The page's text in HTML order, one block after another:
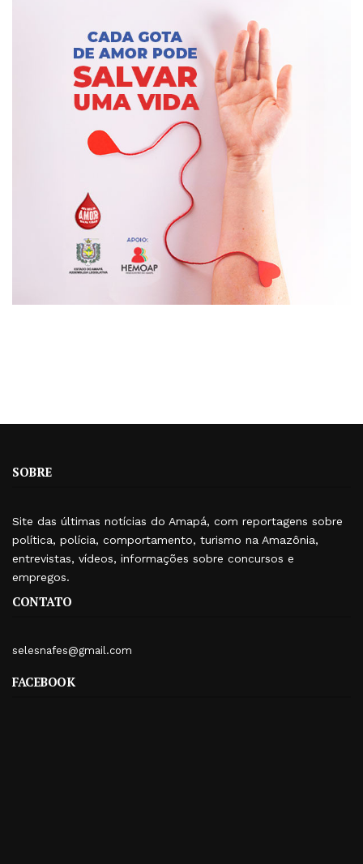
SOBRE
Site das últimas notícias do Amapá, com reportagens sobre
política, polícia, comportamento, turismo na Amazônia,
entrevistas, vídeos, informações sobre concursos e
empregos.
CONTATO
selesnafes@gmail.com
FACEBOOK